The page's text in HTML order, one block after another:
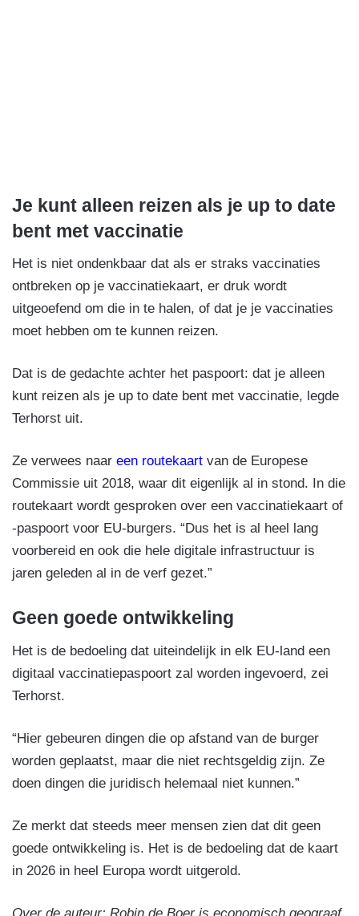
Je kunt alleen reizen als je up to date
bent met vaccinatie
Het is niet ondenkbaar dat als er straks vaccinaties
ontbreken op je vaccinatiekaart, er druk wordt
uitgeoefend om die in te halen, of dat je je vaccinaties
moet hebben om te kunnen reizen.
Dat is de gedachte achter het paspoort: dat je alleen
kunt reizen als je up to date bent met vaccinatie, legde
Terhorst uit.
Ze verwees naar een routekaart van de Europese
Commissie uit 2018, waar dit eigenlijk al in stond. In die
routekaart wordt gesproken over een vaccinatiekaart of
-paspoort voor EU-burgers. “Dus het is al heel lang
voorbereid en ook die hele digitale infrastructuur is
jaren geleden al in de verf gezet.”
Geen goede ontwikkeling
Het is de bedoeling dat uiteindelijk in elk EU-land een
digitaal vaccinatiepaspoort zal worden ingevoerd, zei
Terhorst.
“Hier gebeuren dingen die op afstand van de burger
worden geplaatst, maar die niet rechtsgeldig zijn. Ze
doen dingen die juridisch helemaal niet kunnen.”
Ze merkt dat steeds meer mensen zien dat dit geen
goede ontwikkeling is. Het is de bedoeling dat de kaart
in 2026 in heel Europa wordt uitgerold.